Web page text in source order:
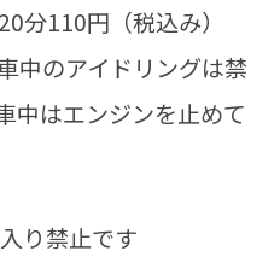
110円（税込み）
中のアイドリングは禁
中はエンジンを止めて
り禁止です